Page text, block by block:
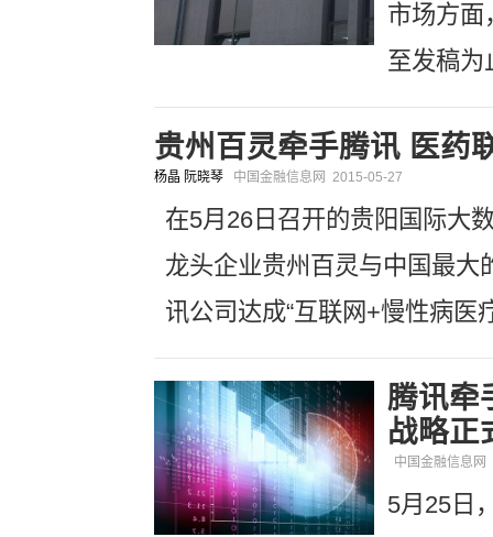
市场方面
至发稿为
贵州百灵牵手腾讯 医药
杨晶 阮晓琴 中国金融信息网 2015-05-27
在5月26日召开的贵阳国际大
龙头企业贵州百灵与中国最大
讯公司达成“互联网+慢性病医
腾讯牵
战略正
中国金融信息网
5月25日